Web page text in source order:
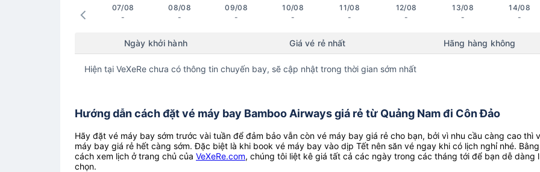
07/08
-
08/08
-
09/08
-
10/08
-
11/08
-
12/08
-
13/08
-
14/08
-
Ngày khởi hành Giá vé rẻ nhất Hãng hàng không
Hiện tại VeXeRe chưa có thông tin chuyến bay, sẽ cập nhật trong thời gian sớm nhất
Hướng dẫn cách đặt vé máy bay Bamboo Airways giá rẻ từ Quảng Nam đi Côn Đảo
Hãy đặt vé máy bay sớm trước vài tuần để đảm bảo vẫn còn vé máy bay giá rẻ cho bạn, bởi vì nhu cầu càng cao thì
máy bay giá rẻ hết càng sớm. Đặc biệt là khi book vé máy bay vào dịp Tết nên săn vé ngay khi có lịch nghỉ nhé. Bằng
cách xem lịch ở trang chủ của VeXeRe.com, chúng tôi liệt kê giá tất cả các ngày trong các tháng tới để bạn dễ dàng
chọn.